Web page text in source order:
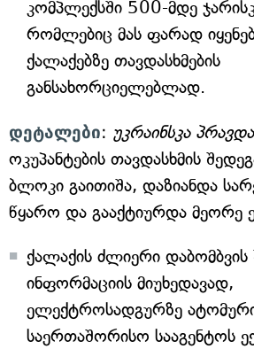
კომპლექსში 500-მდე
რომლებიც მას ფარად
ქალაქებზე თავდასხმების
განსახორციელებლად.
დეტალები: უკრაინსკა პრავდა
ოკუპანტების თავდასხმის
ბლოკი გაითიშა, დაზიანდა
წყარო და გააქტიურდა მეორე
ქალაქის ძლიერი დაბომბვის
ინფორმაციის მიუხედავად,
ელექტროსადგურზე
საერთაშორისო სააგენტოს